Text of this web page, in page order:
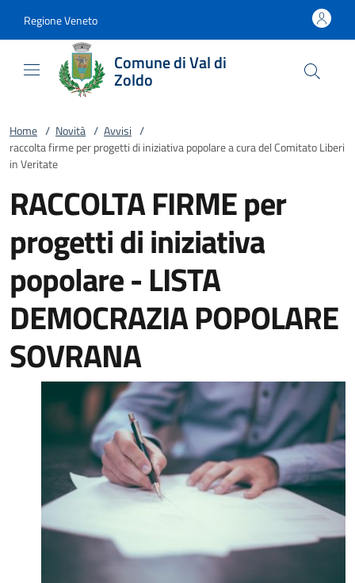
Regione Veneto
Comune di Val di
Zoldo
Home / Novità / Avvisi /
raccolta firme per progetti di iniziativa popolare a cura del Comitato Liberi
in Veritate
RACCOLTA FIRME per
progetti di iniziativa
popolare - LISTA
DEMOCRAZIA POPOLARE
SOVRANA